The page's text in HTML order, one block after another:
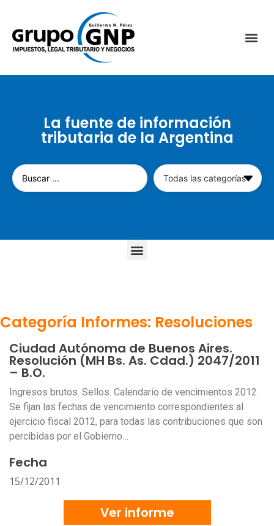
La fuente de información
tributaria de la Argentina
Categoría Informes: Resoluciones
Ciudad Autónoma de Buenos Aires.
Resolución (MH Bs. As. Cdad.) 2047/2011
– B.O.
Ingresos brutos. Sellos. Calendario de vencimientos 2012.
Se fijan las fechas de vencimiento correspondientes al
ejercicio fiscal 2012, para todas las contribuciones que son
percibidas por el Gobierno…
Fecha
15/12/2011
Ver informe